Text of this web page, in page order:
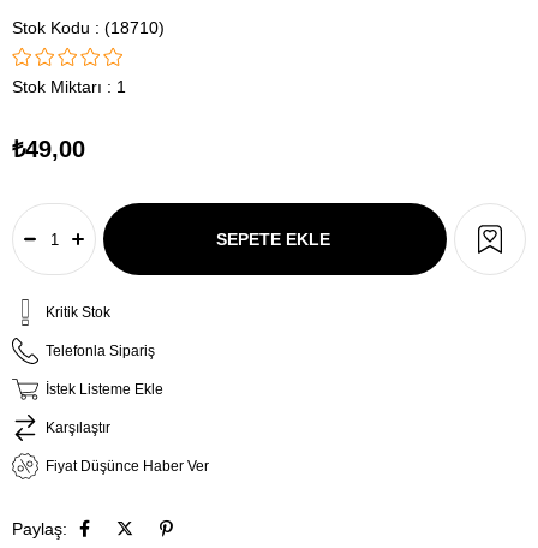
Stok Kodu (18710)
Stok Miktarı : 1
₺49,00
Kritik Stok
Telefonla Sipariş
İstek Listeme Ekle
Karşılaştır
Fiyat Düşünce Haber Ver
Paylaş: